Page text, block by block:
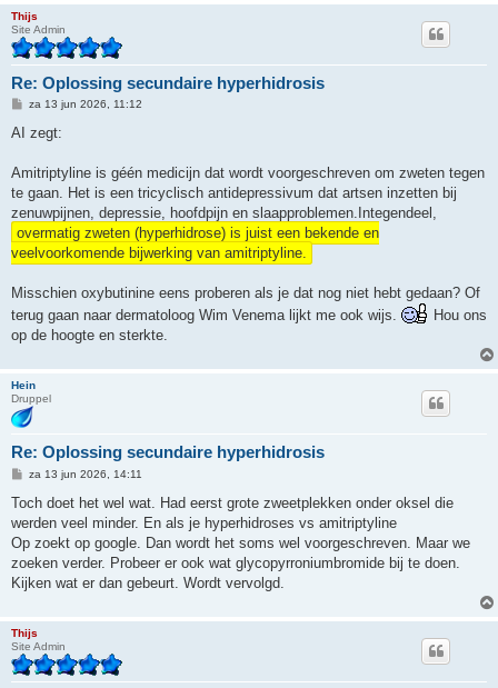
Thijs
Site Admin
Re: Oplossing secundaire hyperhidrosis
B
r
h
za 13 jun 2026, 11:12
AI zegt:
Amitriptyline is géén medicijn dat wordt voorgeschreven om zweten tegen
te gaan. Het is een tricyclisch antidepressivum dat artsen inzetten bij
zenuwpijnen, depressie, hoofdpijn en slaapproblemen.Integendeel,
overmatig zweten (hyperhidrose) is juist een bekende en
veelvoorkomende bijwerking van amitriptyline.
Misschien oxybutinine eens proberen als je dat nog niet hebt gedaan? Of
terug gaan naar dermatoloog Wim Venema lijkt me ook wijs.
Hou ons
op de hoogte en sterkte.
Hein
Druppel
Re: Oplossing secundaire hyperhidrosis
B
r
c
h
t
za 13 jun 2026, 14:11
Toch doet het wel wat. Had eerst grote zweetplekken onder oksel die
werden veel minder. En als je hyperhidroses vs amitriptyline
Op zoekt op google. Dan wordt het soms wel voorgeschreven. Maar we
zoeken verder. Probeer er ook wat glycopyrroniumbromide bij te doen.
Kijken wat er dan gebeurt. Wordt vervolgd.
Thijs
Site Admin